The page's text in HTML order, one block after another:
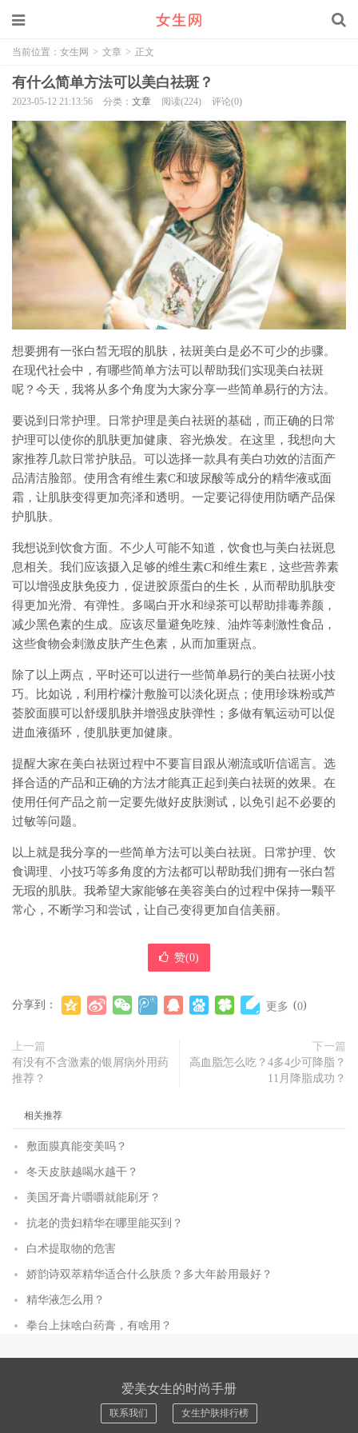
当前位置： 女生网 > 文章 > 正文
有什么简单方法可以美白祛斑？
2023-05-12 21:13:56 分类： 文章 阅读(224) 评论(0)
想要拥有一张白皙无瑕的肌肤，祛斑美白是必不可少的步骤。
在现代社会中，有哪些简单方法可以帮助我们实现美白祛斑
呢？今天，我将从多个角度为大家分享一些简单易行的方法。
要说到日常护理。日常护理是美白祛斑的基础，而正确的日常
护理可以使你的肌肤更加健康、容光焕发。在这里，我想向大
家推荐几款日常护肤品。可以选择一款具有美白功效的洁面产
品清洁脸部。使用含有维生素C和玻尿酸等成分的精华液或面
霜，让肌肤变得更加亮泽和透明。一定要记得使用防晒产品保
护肌肤。
我想说到饮食方面。不少人可能不知道，饮食也与美白祛斑息
息相关。我们应该摄入足够的维生素C和维生素E，这些营养素
可以增强皮肤免疫力，促进胶原蛋白的生长，从而帮助肌肤变
得更加光滑、有弹性。多喝白开水和绿茶可以帮助排毒养颜，
减少黑色素的生成。应该尽量避免吃辣、油炸等刺激性食品，
这些食物会刺激皮肤产生色素，从而加重斑点。
除了以上两点，平时还可以进行一些简单易行的美白祛斑小技
巧。比如说，利用柠檬汁敷脸可以淡化斑点；使用珍珠粉或芦
荟胶面膜可以舒缓肌肤并增强皮肤弹性；多做有氧运动可以促
进血液循环，使肌肤更加健康。
提醒大家在美白祛斑过程中不要盲目跟从潮流或听信谣言。选
择合适的产品和正确的方法才能真正起到美白祛斑的效果。在
使用任何产品之前一定要先做好皮肤测试，以免引起不必要的
过敏等问题。
以上就是我分享的一些简单方法可以美白祛斑。日常护理、饮
食调理、小技巧等多角度的方法都可以帮助我们拥有一张白皙
无瑕的肌肤。我希望大家能够在美容美白的过程中保持一颗平
常心，不断学习和尝试，让自己变得更加自信美丽。
赞(0)
分享到： 更多 (0)
上一篇
有没有不含激素的银屑病外用药
推荐？
下一篇
高血脂怎么吃？4多4少可降脂？
11月降脂成功？
相关推荐
敷面膜真能变美吗？
冬天皮肤越喝水越干？
美国牙膏片嚼嚼就能刷牙？
抗老的贵妇精华在哪里能买到？
白术提取物的危害
娇韵诗双萃精华适合什么肤质？多大年龄用最好？
精华液怎么用？
拳台上抹啥白药膏，有啥用？
爱美女生的时尚手册
联系我们 女生护肤排行榜